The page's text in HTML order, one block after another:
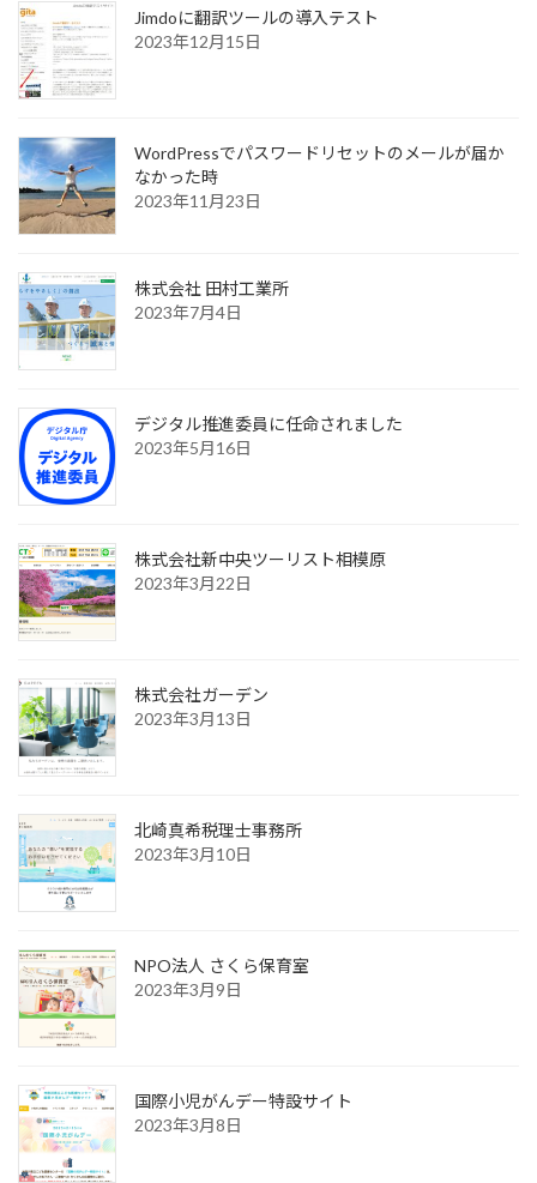
Jimdoに翻訳ツールの導入テスト
2023年12月15日
WordPressでパスワードリセットのメールが届か
なかった時
2023年11月23日
株式会社 田村工業所
2023年7月4日
デジタル推進委員に任命されました
2023年5月16日
株式会社新中央ツーリスト相模原
2023年3月22日
株式会社ガーデン
2023年3月13日
北崎真希税理士事務所
2023年3月10日
NPO法人 さくら保育室
2023年3月9日
国際小児がんデー特設サイト
2023年3月8日